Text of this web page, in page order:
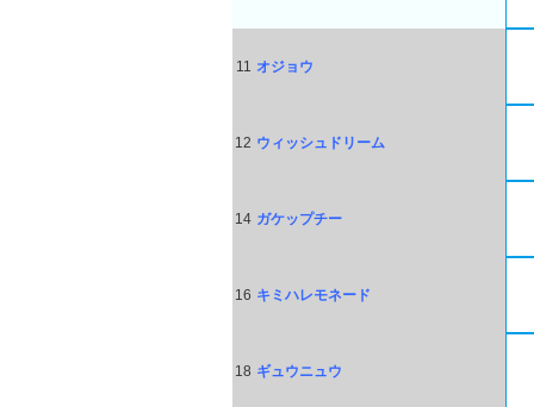
11 オジョウ
12 ウィッシュドリーム
14 ガケップチー
16 キミハレモネード
18 ギュウニュウ